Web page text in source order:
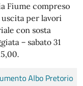
Fiume compreso
per lavori
con sosta
– sabato 31
Albo Pretorio